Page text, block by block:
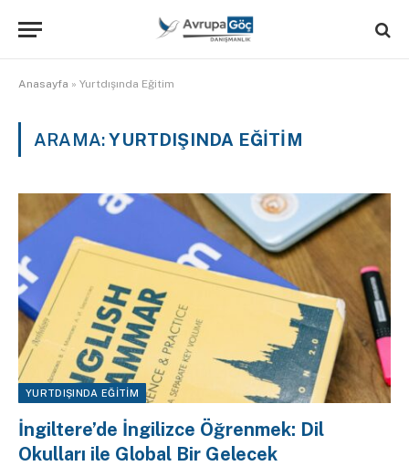
Anasayfa » Yurtdışında Eğitim
ARAMA:YURTDIŞINDA EĞITIM
YURTDIŞINDA EĞITIM
İngiltere’de İngilizce Öğrenmek: Dil
Okulları ile Global Bir Gelecek